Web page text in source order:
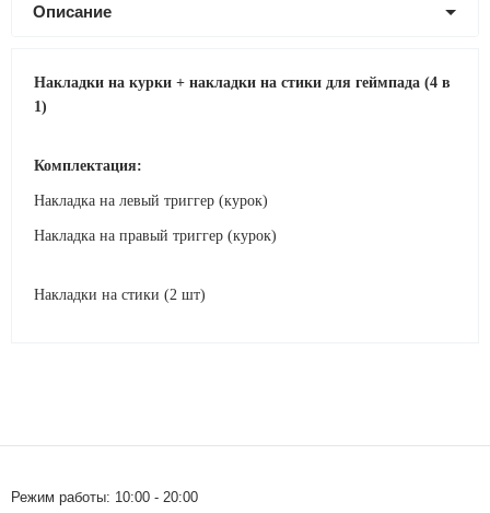
Описание
Накладки на курки + накладки на стики для геймпада (4 в
1)
Комплектация:
Накладка на левый триггер (курок)
Накладка на правый триггер (курок)
Накладки на стики (2 шт)
Режим работы: 10:00 - 20:00